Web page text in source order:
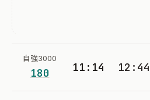
自強3000
180 11:14 12:44